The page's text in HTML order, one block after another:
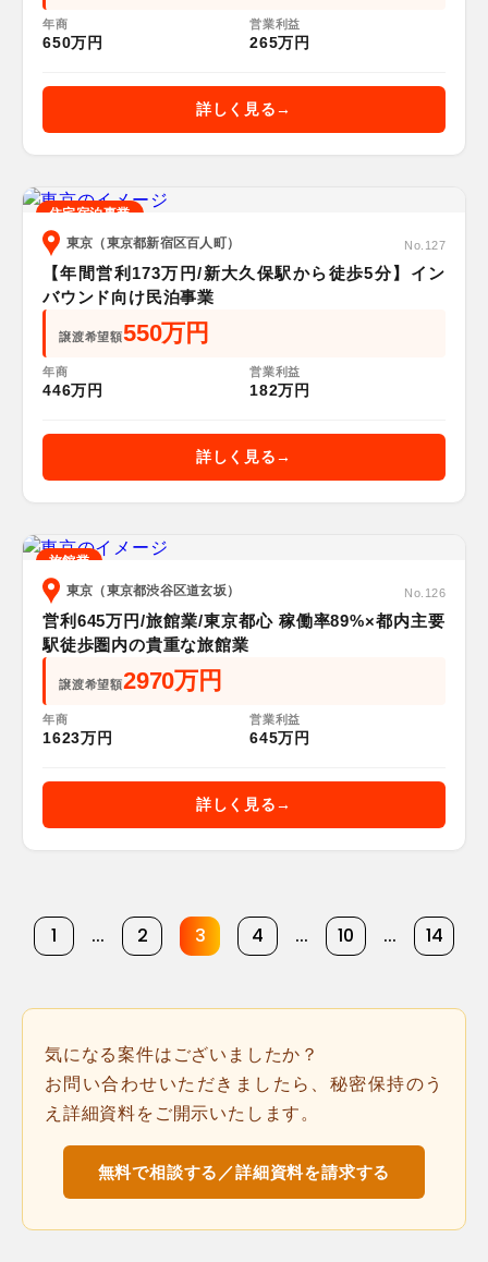
年商
650万円
営業利益
265万円
詳しく見る
住宅宿泊事業
東京（東京都新宿区百人町）
No.127
【年間営利173万円/新大久保駅から徒歩5分】イン
バウンド向け民泊事業
譲渡希望額550万円
年商
446万円
営業利益
182万円
詳しく見る
旅館業
東京（東京都渋谷区道玄坂）
No.126
営利645万円/旅館業/東京都心 稼働率89%×都内主要
駅徒歩圏内の貴重な旅館業
譲渡希望額2970万円
年商
1623万円
営業利益
645万円
詳しく見る
1 ... 2 3 4 ... 10 ... 14
気になる案件はございましたか？
お問い合わせいただきましたら、秘密保持のう
え詳細資料をご開示いたします。
無料で相談する／詳細資料を請求する